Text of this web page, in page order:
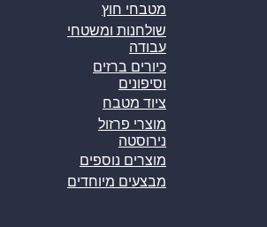
מטבחי חוץ
שולחנות ומשטחי
עבודה
כיורים ברזים
וסיפונים
ציוד מטבח
מוצרי פרזול
נירוסטה
מוצרים נוספים
מבצעים מיוחדים